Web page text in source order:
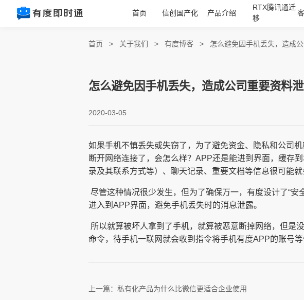
首页 信创国产化 产品介绍
RTX腾讯通迁
移
首页 > 关于我们 > 有度博客 > 怎么避免因手机丢失，造成
怎么避免因手机丢失，造成公司重要资料
2020-03-05
如果手机不慎丢失或失窃了，为了避免资金、隐私和公司
断开网络连接了，会怎么样？APP还是能进到界面，缓存
录及其联系方式等）、聊天记录、重要文档等信息很可能
尽管这种情况很少发生，但为了确保万一，有度设计了“
进入到APP界面，避免手机丢失时的消息泄露。
所以就算被坏人拿到了手机，就算被恶意断掉网络，但是
命令，待手机一联网就会收到指令将手机有度APP的账号
上一篇： 私有化产品为什么比微信更适合企业使用